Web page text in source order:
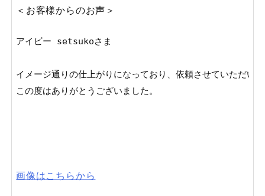
＜お客様からのお声＞
アイビー setsukoさま
イメージ通りの仕上がりになっており、依頼させていただい
この度はありがとうございました。
画像はこちらから